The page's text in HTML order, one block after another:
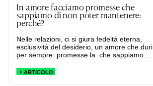
In amore facciamo promesse che
sappiamo di non poter mantenere:
perché?
Nelle relazioni, ci si giura fedeltà eterna,
esclusività del desiderio, un amore che duri
per sempre: promesse la che sappiamo…
ARTICOLO